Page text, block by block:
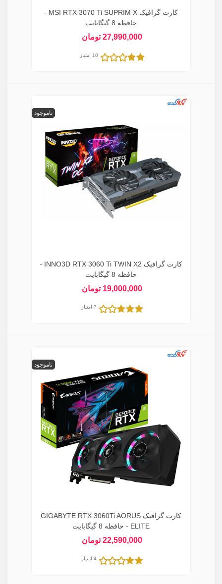
کارت گرافیک MSI RTX 3070 Ti SUPRIM X -
حافظه 8 گیگابایت
27,990,000 تومان
10 امتیاز
ناموجود
کارت گرافیک INNO3D RTX 3060 Ti TWIN X2 -
حافظه 8 گیگابایت
19,000,000 تومان
7 امتیاز
ناموجود
کارت گرافیک GIGABYTE RTX 3060Ti AORUS
ELITE - حافظه 8 گیگابایت
22,590,000 تومان
4 امتیاز